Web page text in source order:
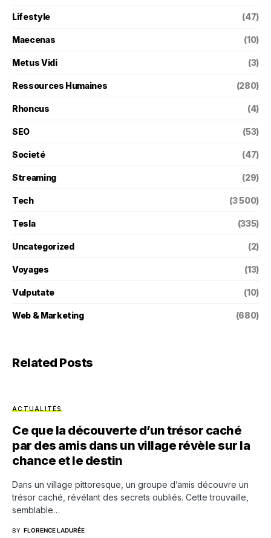
Lifestyle (47)
Maecenas (10)
Metus Vidi (3)
Ressources Humaines (280)
Rhoncus (4)
SEO (53)
Societé (47)
Streaming (29)
Tech (3 500)
Tesla (335)
Uncategorized (2)
Voyages (13)
Vulputate (10)
Web & Marketing (680)
Related Posts
ACTUALITÉS
Ce que la découverte d’un trésor caché
par des amis dans un village révèle sur la
chance et le destin
Dans un village pittoresque, un groupe d’amis découvre un
trésor caché, révélant des secrets oubliés. Cette trouvaille,
semblable…
BY FLORENCE LADURÉE